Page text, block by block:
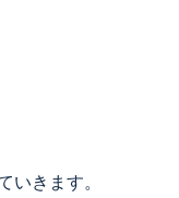
いきます。